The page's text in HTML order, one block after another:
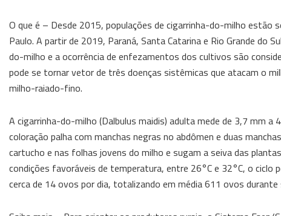
O que é – Desde 2015, populações de cigarrinha-do-milho estão
Paulo. A partir de 2019, Paraná, Santa Catarina e Rio Grande do
do-milho e a ocorrência de enfezamentos dos cultivos são
pode se tornar vetor de três doenças sistêmicas que atacam o
milho-raiado-fino.
A cigarrinha-do-milho (Dalbulus maidis) adulta mede de 3,7 mm
coloração palha com manchas negras no abdômen e duas
cartucho e nas folhas jovens do milho e sugam a seiva das
condições favoráveis de temperatura, entre 26°C e 32°C, o
cerca de 14 ovos por dia, totalizando em média 611 ovos durante